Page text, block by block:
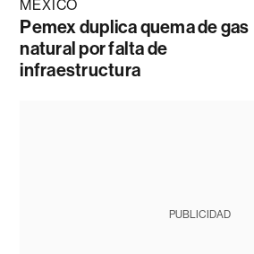
MÉXICO
Pemex duplica quema de gas
natural por falta de
infraestructura
PUBLICIDAD